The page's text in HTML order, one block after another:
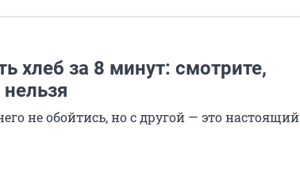
хлеб за 8 минут: смотрите,
не обойтись, но с другой — это настоящий